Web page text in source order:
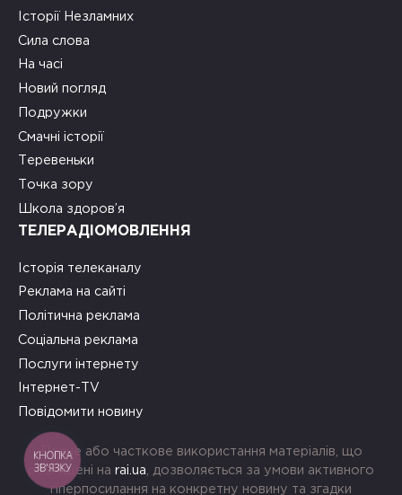
Історії Незламних
Сила слова
На часі
Новий погляд
Подружки
Смачні історії
Теревеньки
Точка зору
Школа здоров’я
ТЕЛЕРАДІОМОВЛЕННЯ
Історія телеканалу
Реклама на сайті
Політична реклама
Соціальна реклама
Послуги інтернету
Інтернет-TV
Повідомити новину
Повне або часткове використання матеріалів, що
розміщені на rai.ua , дозволяється за умови активного
гіперпосилання на конкретну новину та згадки
КНОПКА
ЗВ'ЯЗКУ